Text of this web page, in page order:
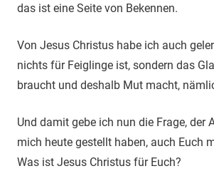
das ist eine Seite von Bekennen.
Von Jesus Christus habe ich auch
nichts für Feiglinge ist, sondern das
braucht und deshalb Mut macht,
Und damit gebe ich nun die Frage, der
mich heute gestellt haben, auch Euch
Was ist Jesus Christus für Euch?